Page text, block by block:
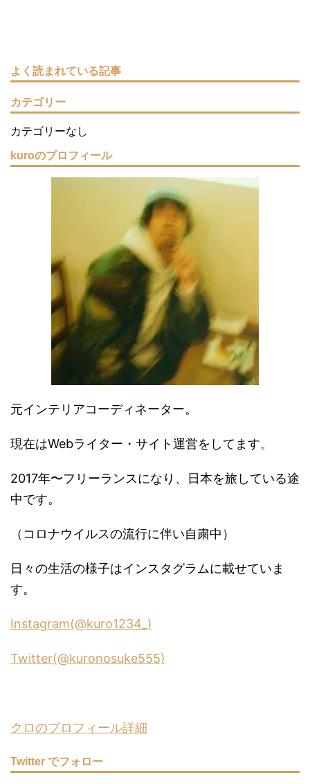
よく読まれている記事
カテゴリー
カテゴリーなし
kuroのプロフィール
元インテリアコーディネーター。
現在はWebライター・サイト運営をしてます。
2017年〜フリーランスになり、日本を旅している途
中です。
（コロナウイルスの流行に伴い自粛中）
日々の生活の様子はインスタグラムに載せていま
す。
Instagram(@kuro1234_)
Twitter(@kuronosuke555)
クロのプロフィール詳細
Twitter でフォロー